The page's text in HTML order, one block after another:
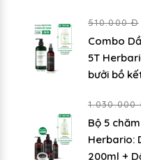
510.000 Đ
Combo
5T
bưởi bồ
1.030.000
Bộ 5
Herbario:
200ml +